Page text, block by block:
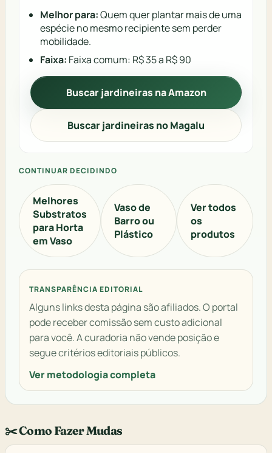
Melhor para:Quem quer plantar mais de uma
espécie no mesmo recipiente sem perder
mobilidade.
Faixa: Faixa comum: R$ 35 a R$ 90
Buscar jardineiras na Amazon
Buscar jardineiras no Magalu
CONTINUAR DECIDINDO
Melhores
Substratos
para Horta
em Vaso
Vaso de
Barro ou
Plástico
Ver todos
os
produtos
TRANSPARÊNCIA EDITORIAL
Alguns links desta página são afiliados. O portal
pode receber comissão sem custo adicional
para você. A curadoria não vende posição e
segue critérios editoriais públicos.
Ver metodologia completa
✂️ Como Fazer Mudas